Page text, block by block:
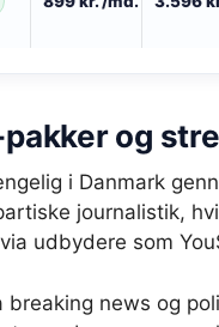
og
i Danmark
journalistik,
udbydere som
news og